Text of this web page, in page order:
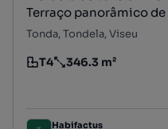
Terraço panorâmico de
Tonda, Tondela, Viseu
Tipologia
T4
Preço por metro quadrado
346.3 m²
Habifactus